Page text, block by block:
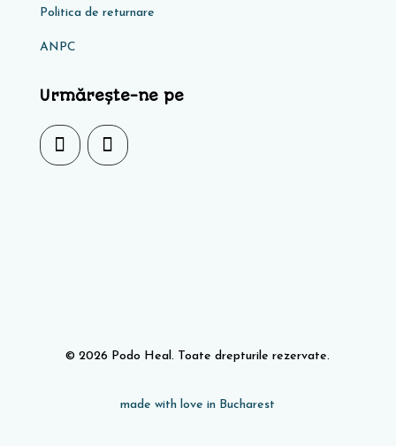
Politica de returnare
ANPC
Urmărește-ne pe
© 2026 Podo Heal. Toate drepturile rezervate.
made with love in Bucharest